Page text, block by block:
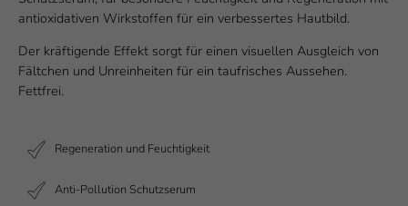
antioxidativen Wirkstoffen für ein verbessertes Hautbild.
Der kräftigende Effekt sorgt für einen visuellen Ausgleich von
Fältchen und Unreinheiten für ein taufrisches Aussehen.
Fettfrei.
Regeneration und Feuchtigkeit
Anti-Pollution Schutzserum